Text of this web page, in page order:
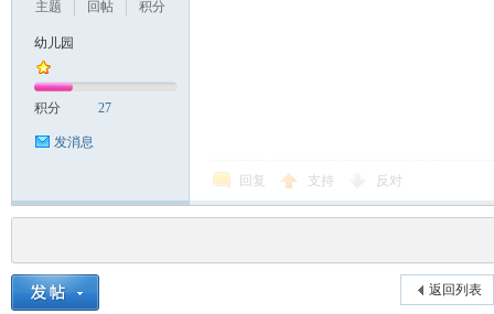
主题
回帖
积分
幼儿园
积分 27
发消息
回复 支持 反对
返回列表